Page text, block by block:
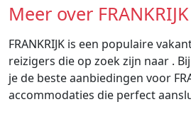
Meer over FRANKRIJK
FRANKRIJK is een populaire
reizigers die op zoek zijn naar .
je de beste aanbiedingen voor
accommodaties die perfect